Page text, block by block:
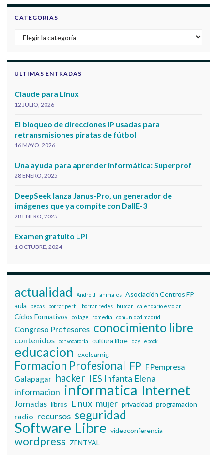
CATEGORIAS
Categorias
ULTIMAS ENTRADAS
Claude para Linux
12 JULIO, 2026
El bloqueo de direcciones IP usadas para
retransmisiones piratas de fútbol
16 MAYO, 2026
Una ayuda para aprender informática: Superprof
28 ENERO, 2025
DeepSeek lanza Janus-Pro, un generador de
imágenes que ya compite con DallE-3
28 ENERO, 2025
Examen gratuito LPI
1 OCTUBRE, 2024
actualidad Android animales
Asociación Centros FP
aula
becas borrar perfil borrar redes buscar calendario escolar
Ciclos Formativos collage comedia comunidad madrid
Congreso Profesores conocimiento libre
contenidos convocatoria cultura libre day ebook
educacion exelearnig
Formacion Profesional FP FPempresa
Galapagar hacker IES Infanta Elena
informacion informatica Internet
Jornadas libros Linux mujer privacidad programacion
radio recursos seguridad
Software Libre videoconferencia
wordpress ZENTYAL